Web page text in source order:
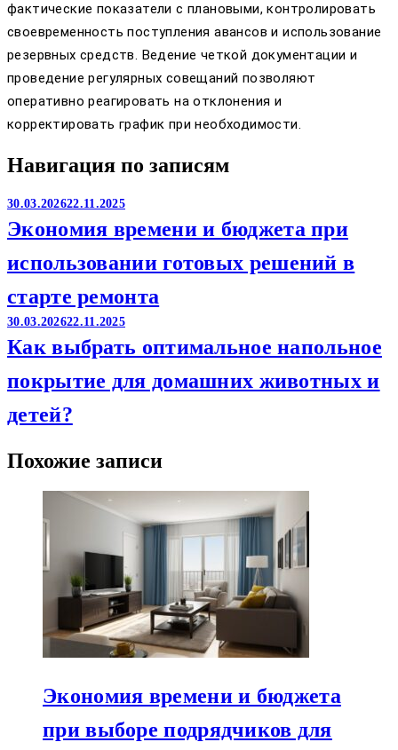
фактические показатели с плановыми, контролировать
своевременность поступления авансов и использование
резервных средств. Ведение четкой документации и
проведение регулярных совещаний позволяют
оперативно реагировать на отклонения и
корректировать график при необходимости.
Навигация по записям
30.03.202622.11.2025
Экономия времени и бюджета при
использовании готовых решений в
старте ремонта
30.03.202622.11.2025
Как выбрать оптимальное напольное
покрытие для домашних животных и
детей?
Похожие записи
Экономия времени и бюджета
при выборе подрядчиков для